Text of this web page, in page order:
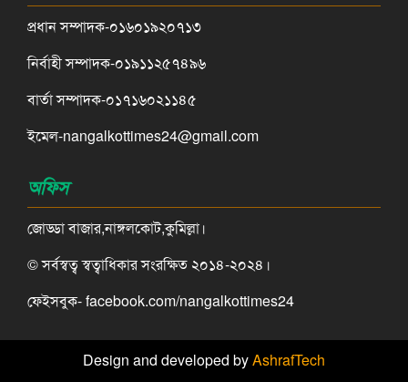
প্রধান সম্পাদক-০১৬০১৯২০৭১৩
নির্বাহী সম্পাদক-০১৯১১২৫৭৪৯৬
বার্তা সম্পাদক-০১৭১৬০২১১৪৫
ইমেল-nangalkottimes24@gmail.com
অফিস
জোড্ডা বাজার,নাঙ্গলকোট,কুমিল্লা।
© সর্বস্বত্ব স্বত্বাধিকার সংরক্ষিত ২০১৪-২০২৪।
ফেইসবুক- facebook.com/nangalkottimes24
Design and developed byAshrafTech